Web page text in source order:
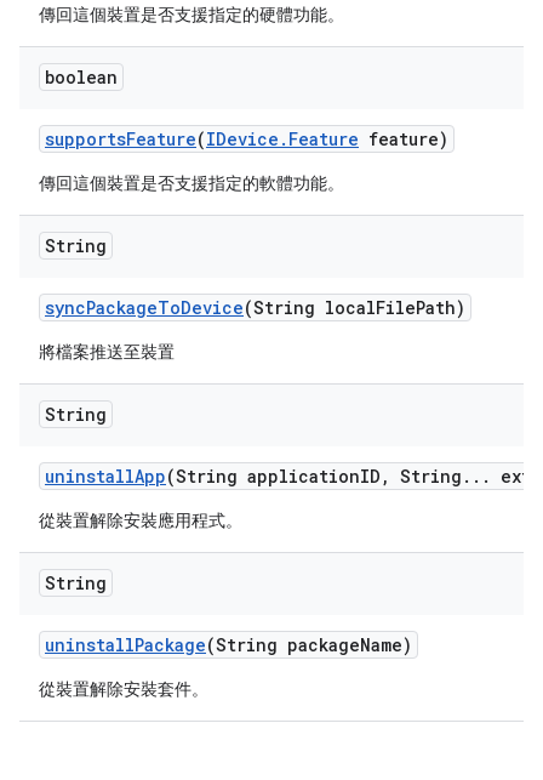
傳回這個裝置是否支援指定的硬體功能。
boolean
supportsFeature(IDevice . Feature feature)
傳回這個裝置是否支援指定的軟體功能。
String
syncPackageToDevice(String localFilePath)
將檔案推送至裝置
String
uninstallApp(String applicationID , String . . .
從裝置解除安裝應用程式。
String
uninstallPackage(String packageName)
從裝置解除安裝套件。